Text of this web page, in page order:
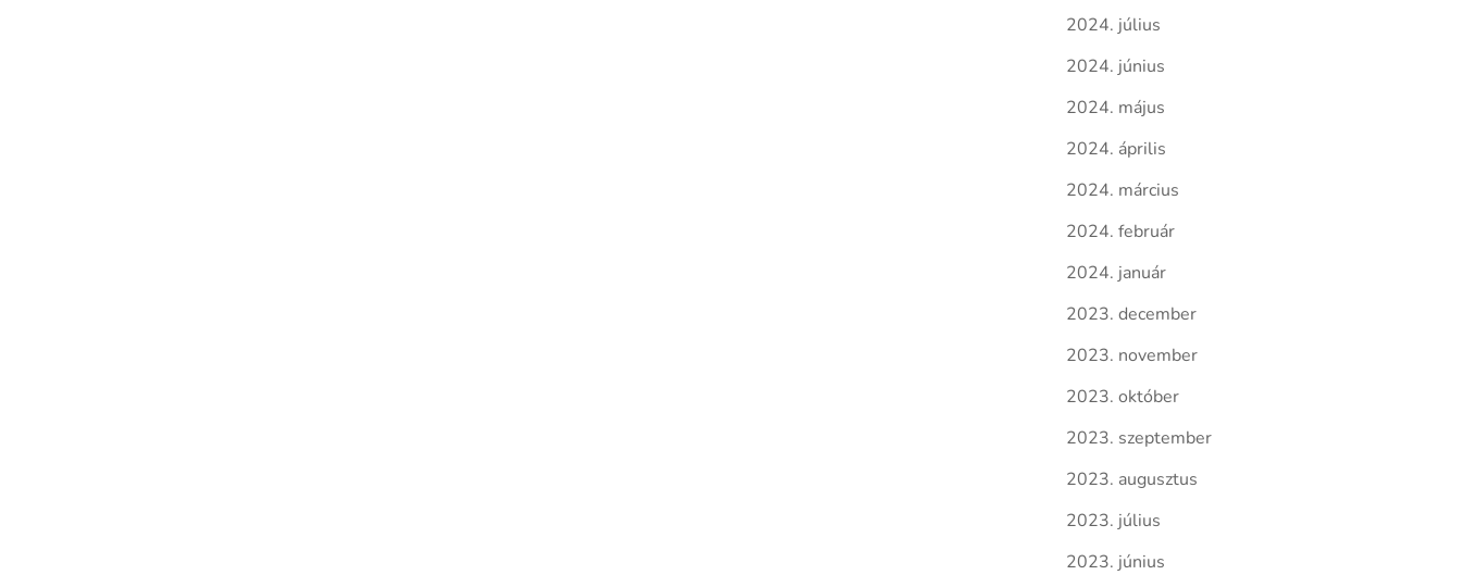
2024. július
2024. június
2024. május
2024. április
2024. március
2024. február
2024. január
2023. december
2023. november
2023. október
2023. szeptember
2023. augusztus
2023. július
2023. június